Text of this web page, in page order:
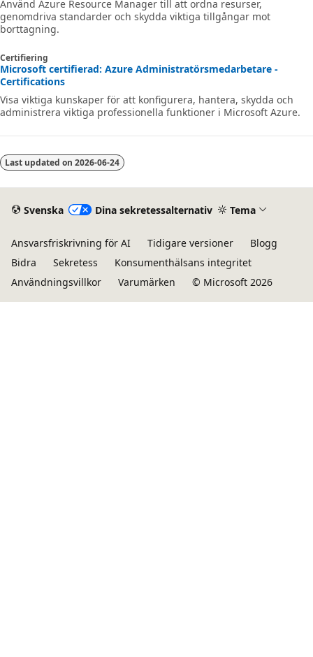
Använd Azure Resource Manager till att ordna resurser,
genomdriva standarder och skydda viktiga tillgångar mot
borttagning.
Certifiering
Microsoft certifierad: Azure Administratörsmedarbetare -
Certifications
Visa viktiga kunskaper för att konfigurera, hantera, skydda och
administrera viktiga professionella funktioner i Microsoft Azure.
Last updated on 2026-06-24
Svenska Dina sekretessalternativ Tema
Ansvarsfriskrivning för AI Tidigare versioner
Blogg
Bidra
Sekretess
Konsumenthälsans integritet
Användningsvillkor
Varumärken © Microsoft 2026